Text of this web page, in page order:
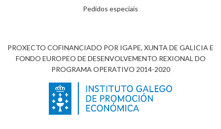
Pedidos especiais
PROXECTO COFINANCIADO POR IGAPE, XUNTA DE GALICIA E
FONDO EUROPEO DE DESENVOLVEMENTO REXIONAL DO
PROGRAMA OPERATIVO 2014-2020